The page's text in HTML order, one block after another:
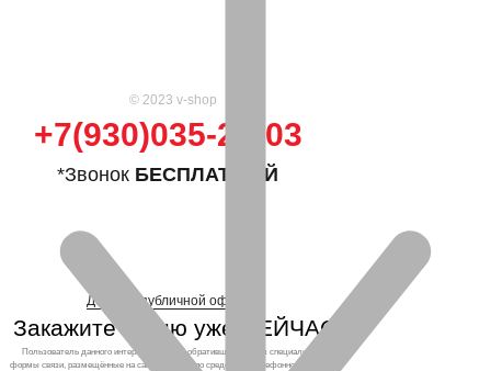
© 2023 v-shop
+7(930)035-25-03
*Звонок БЕСПЛАТНЫЙ
Договор публичной оферты
Закажите кухню уже СЕЙЧАС!
Пользователь данного интернет-ресурса, обратившийся через специальные
формы связи, размещённые на сайте, а также по средствам телефонного звонка,